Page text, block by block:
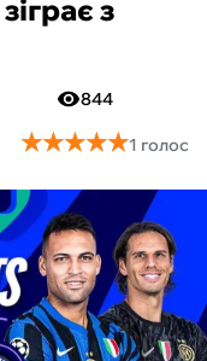
з
844
★★★★★
★★★★★1 голос